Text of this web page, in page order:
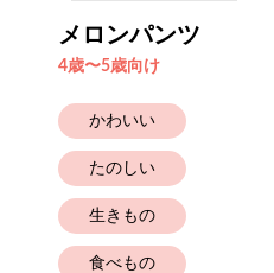
メロンパンツ
4歳〜5歳向け
かわいい
たのしい
生きもの
食べもの